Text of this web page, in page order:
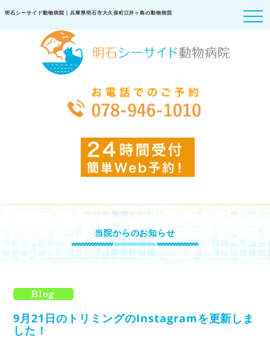
明石シーサイド動物病院｜兵庫県明石市大久保町江井ヶ島の動物病院
当院からのお知らせ
9月21日のトリミングのInstagramを更新しま
した！